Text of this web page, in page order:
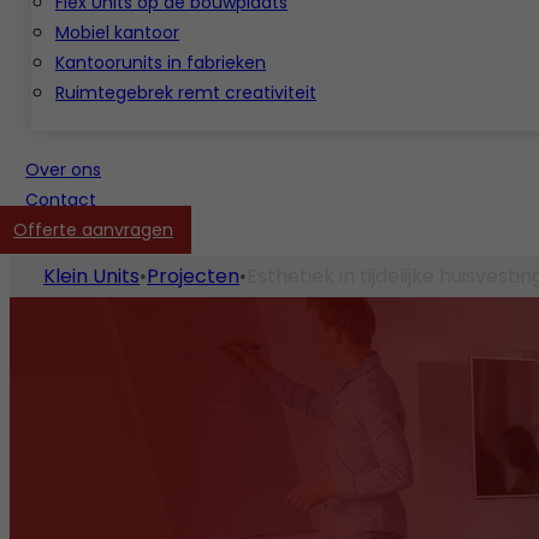
Mobiel kantoor
Kantoorunits in fabrieken
Ruimtegebrek remt creativiteit
Over ons
Contact
Offerte aanvragen
Klein Units•Projecten•